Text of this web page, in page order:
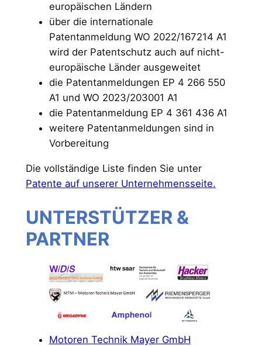
europäischen Ländern
über die internationale
Patentanmeldung WO 2022/167214 A1
wird der Patentschutz auch auf nicht-
europäische Länder ausgeweitet
die Patentanmeldungen EP 4 266 550
A1 und WO 2023/203001 A1
die Patentanmeldung EP 4 361 436 A1
weitere Patentanmeldungen sind in
Vorbereitung
Die vollständige Liste finden Sie unter
Patente auf unserer Unternehmensseite.
UNTERSTÜTZER &
PARTNER
Motoren Technik Mayer GmbH